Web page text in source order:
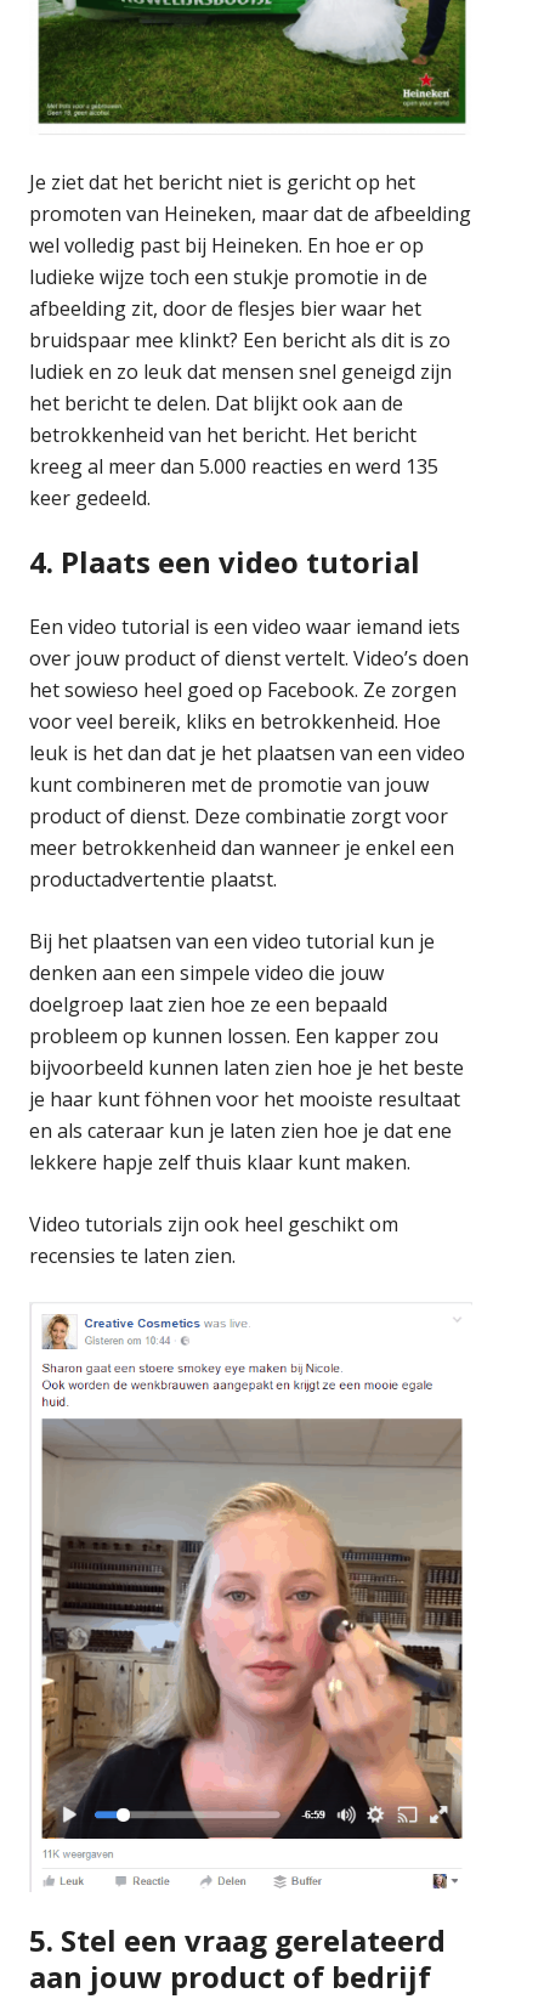
Je ziet dat het bericht niet is gericht op het
promoten van Heineken, maar dat de afbeelding
wel volledig past bij Heineken. En hoe er op
ludieke wijze toch een stukje promotie in de
afbeelding zit, door de flesjes bier waar het
bruidspaar mee klinkt? Een bericht als dit is zo
ludiek en zo leuk dat mensen snel geneigd zijn
het bericht te delen. Dat blijkt ook aan de
betrokkenheid van het bericht. Het bericht
kreeg al meer dan 5.000 reacties en werd 135
keer gedeeld.
4. Plaats een video tutorial
Een video tutorial is een video waar iemand iets
over jouw product of dienst vertelt. Video’s doen
het sowieso heel goed op Facebook. Ze zorgen
voor veel bereik, kliks en betrokkenheid. Hoe
leuk is het dan dat je het plaatsen van een video
kunt combineren met de promotie van jouw
product of dienst. Deze combinatie zorgt voor
meer betrokkenheid dan wanneer je enkel een
productadvertentie plaatst.
Bij het plaatsen van een video tutorial kun je
denken aan een simpele video die jouw
doelgroep laat zien hoe ze een bepaald
probleem op kunnen lossen. Een kapper zou
bijvoorbeeld kunnen laten zien hoe je het beste
je haar kunt föhnen voor het mooiste resultaat
en als cateraar kun je laten zien hoe je dat ene
lekkere hapje zelf thuis klaar kunt maken.
Video tutorials zijn ook heel geschikt om
recensies te laten zien.
5. Stel een vraag gerelateerd
aan jouw product of bedrijf